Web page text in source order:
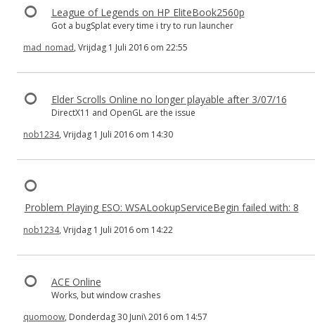
League of Legends on HP EliteBook2560p
Got a bugSplat every time i try to run launcher
mad_nomad, Vrijdag 1 Juli 2016 om 22:55
Elder Scrolls Online no longer playable after 3/07/16
DirectX11 and OpenGL are the issue
nob1234, Vrijdag 1 Juli 2016 om 14:30
Problem Playing ESO: WSALookupServiceBegin failed with: 8
nob1234, Vrijdag 1 Juli 2016 om 14:22
ACE Online
Works, but window crashes
quomoow, Donderdag 30 Juni\ 2016 om 14:57